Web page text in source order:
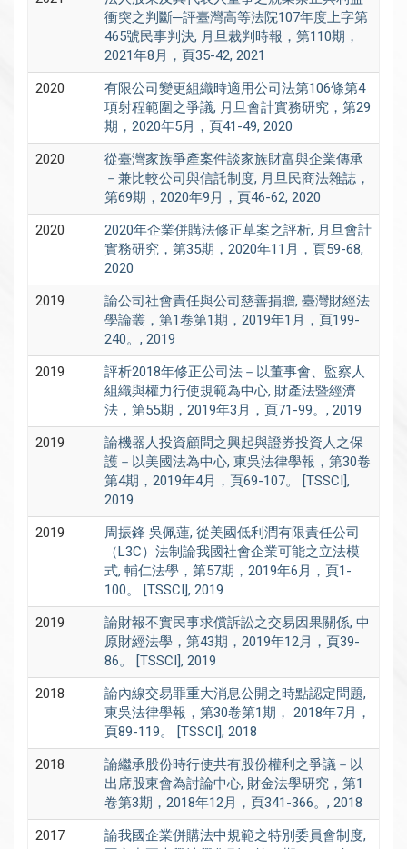
衝突之判斷─評臺灣高等法院107年度上字第
465號民事判決, 月旦裁判時報，第110期，
2021年8月，頁35-42, 2021
2020
有限公司變更組織時適用公司法第106條第4
項射程範圍之爭議, 月旦會計實務研究，第29
期，2020年5月，頁41-49, 2020
2020
從臺灣家族爭產案件談家族財富與企業傳承
－兼比較公司與信託制度, 月旦民商法雜誌，
第69期，2020年9月，頁46-62, 2020
2020
2020年企業併購法修正草案之評析, 月旦會計
實務研究，第35期，2020年11月，頁59-68,
2020
2019
論公司社會責任與公司慈善捐贈, 臺灣財經法
學論叢，第1卷第1期，2019年1月，頁199-
240。, 2019
2019
評析2018年修正公司法－以董事會、監察人
組織與權力行使規範為中心, 財產法暨經濟
法，第55期，2019年3月，頁71-99。, 2019
2019
論機器人投資顧問之興起與證券投資人之保
護－以美國法為中心, 東吳法律學報，第30卷
第4期，2019年4月，頁69-107。 [TSSCI],
2019
2019
周振鋒 吳佩蓮, 從美國低利潤有限責任公司
（L3C）法制論我國社會企業可能之立法模
式, 輔仁法學，第57期，2019年6月，頁1-
100。 [TSSCI], 2019
2019
論財報不實民事求償訴訟之交易因果關係, 中
原財經法學，第43期，2019年12月，頁39-
86。 [TSSCI], 2019
2018
論內線交易罪重大消息公開之時點認定問題,
東吳法律學報，第30卷第1期， 2018年7月，
頁89-119。 [TSSCI], 2018
2018
論繼承股份時行使共有股份權利之爭議－以
出席股東會為討論中心, 財金法學研究，第1
卷第3期，2018年12月，頁341-366。, 2018
2017
論我國企業併購法中規範之特別委員會制度,